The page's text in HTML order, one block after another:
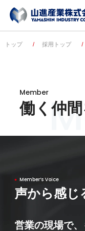
トップ 採用トップ
Member
働く仲M
Member’s Voice
声から感じ
営業の現場で、